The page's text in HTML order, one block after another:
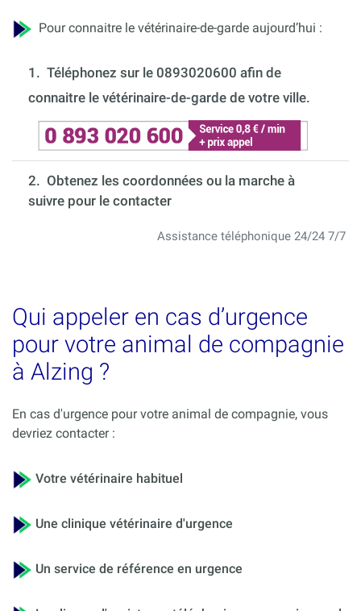
Pour connaitre le vétérinaire-de-garde aujourd’hui :
1. Téléphonez sur le 0893020600 afin de
connaitre le vétérinaire-de-garde de votre ville.
2. Obtenez les coordonnées ou la marche à
suivre pour le contacter
Assistance téléphonique 24/24 7/7
Qui appeler en cas d’urgence
pour votre animal de compagnie
à Alzing ?
En cas d'urgence pour votre animal de compagnie, vous
devriez contacter :
Votre vétérinaire habituel
Une clinique vétérinaire d'urgence
Un service de référence en urgence